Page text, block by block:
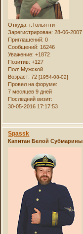
Откуда: г.Тольятти
Зарегистрирован: 28-06-2007
Приглашений: 0
Сообщений: 16246
Уважение: +1872
Позитив: +127
Пол: Мужской
Возраст: 72[1954-08-02]
Провел на форуме:
7 месяцев 9 дней
Последний визит:
30-05-2016 17:17:53
Spassk
Капитан Белой Субмарины